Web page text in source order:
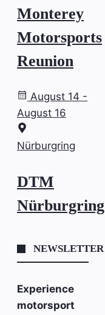
Monterey
Motorsports
Reunion
August 14 -
August 16
Nürburgring
DTM
Nürburgring
NEWSLETTER
Experience
motorsport